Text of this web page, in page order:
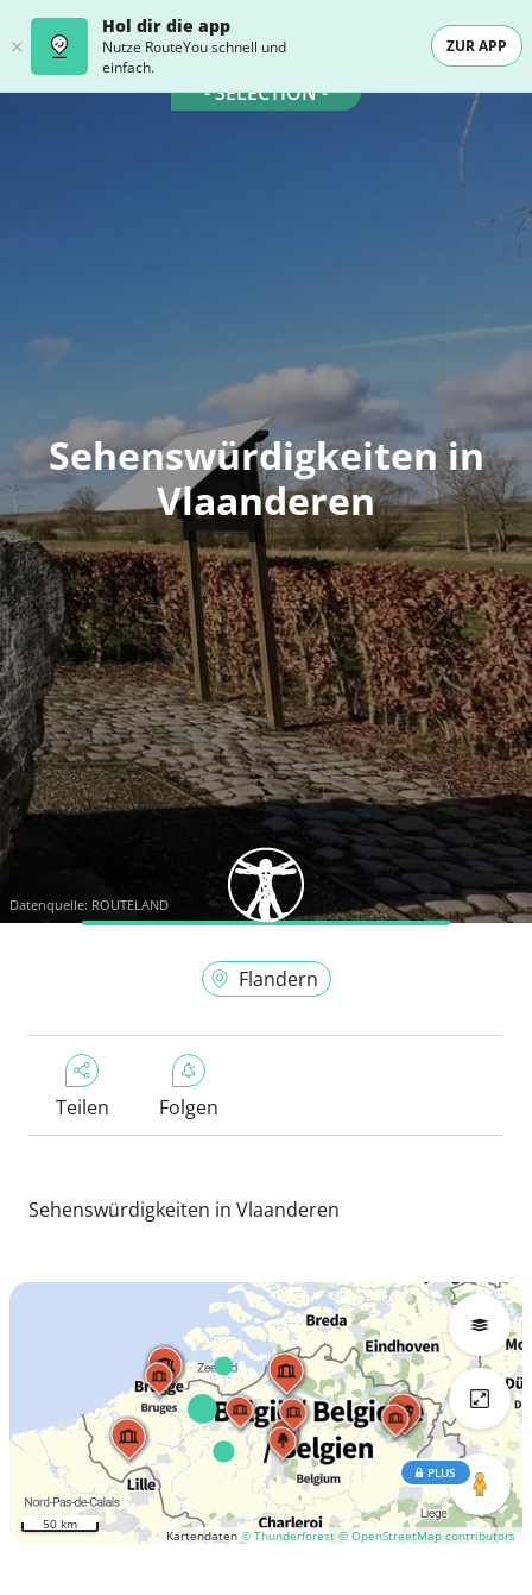
Hol dir die app
Nutze RouteYou schnell und
einfach.
ZUR APP
- SELECTION -
Sehenswürdigkeiten in
Vlaanderen
Datenquelle: ROUTELAND
Flandern
Teilen Folgen
Sehenswürdigkeiten in Vlaanderen
Kartendaten © Thunderforest © OpenStreetMap contributors
PLUS
50 km